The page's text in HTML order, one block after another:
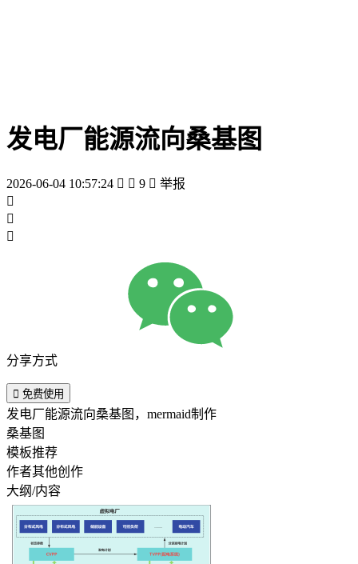
发电厂能源流向桑基图
2026-06-04 10:57:24   9  举报



分享方式
 免费使用
发电厂能源流向桑基图，mermaid制作
桑基图
模板推荐
作者其他创作
大纲/内容